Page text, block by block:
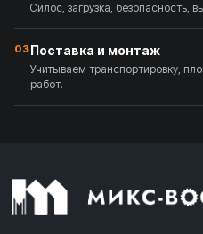
Силос, загрузка, безопасность,
03Поставка и монтаж
Учитываем транспортировку,
работ.